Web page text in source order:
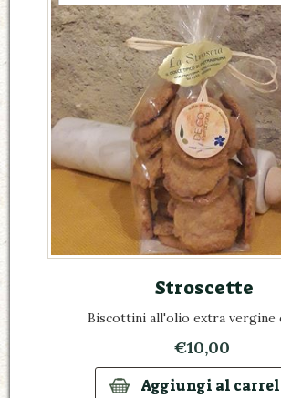
Stroscette
Biscottini all'olio extra vergine
€10,00